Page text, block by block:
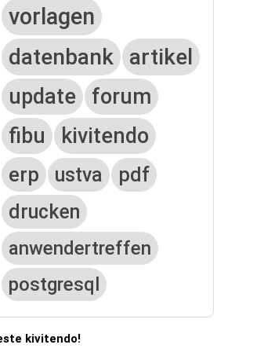
vorlagen
datenbank artikel
update
forum
fibu
kivitendo
erp ustva
pdf
drucken
anwendertreffen
postgresql
kivitendo!